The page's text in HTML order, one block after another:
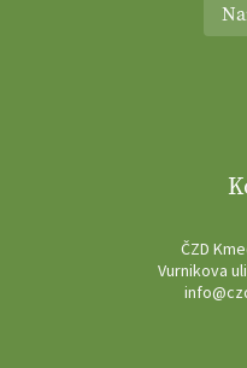
ČZD
Vurnikova